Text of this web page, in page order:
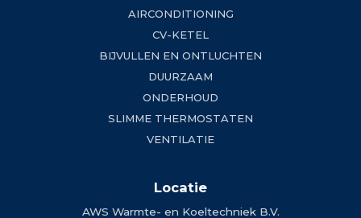
AIRCONDITIONING
CV-KETEL
BIJVULLEN EN ONTLUCHTEN
DUURZAAM
ONDERHOUD
SLIMME THERMOSTATEN
VENTILATIE
Locatie
AWS Warmte- en Koeltechniek B.V.